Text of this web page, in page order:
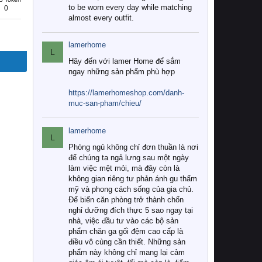
0
to be worn every day while matching
almost every outfit.
L
lamerhome
Hãy đến với lamer Home để sắm
ngay những sản phẩm phù hợp
https://lamerhomeshop.com/danh-
muc-san-pham/chieu/
L
lamerhome
Phòng ngủ không chỉ đơn thuần là nơi
để chúng ta ngả lưng sau một ngày
làm việc mệt mỏi, mà đây còn là
không gian riêng tư phản ánh gu thẩm
mỹ và phong cách sống của gia chủ.
Để biến căn phòng trở thành chốn
nghỉ dưỡng đích thực 5 sao ngay tại
nhà, việc đầu tư vào các bộ sản
phẩm chăn ga gối đệm cao cấp là
điều vô cùng cần thiết. Những sản
phẩm này không chỉ mang lại cảm